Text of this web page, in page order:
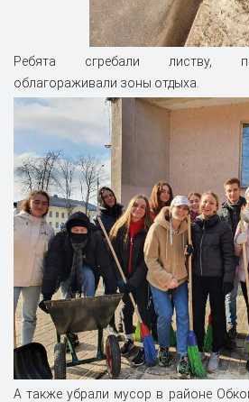
Ребята сгребали листву,
облагораживали зоны отдыха.
А также убрали мусор в районе